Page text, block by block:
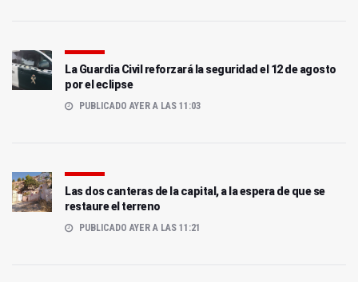
La Guardia Civil reforzará la seguridad el 12 de agosto
por el eclipse
PUBLICADO AYER A LAS 11:03
Las dos canteras de la capital, a la espera de que se
restaure el terreno
PUBLICADO AYER A LAS 11:21